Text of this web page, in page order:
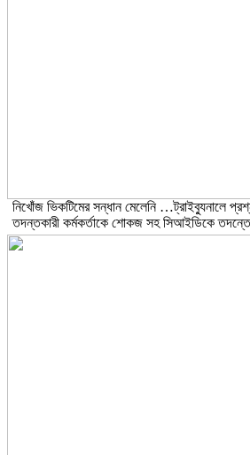
নিখোঁজ ভিকটিমের সন্ধান মেলেনি …ট্রাইব্যুনালে
তদন্তকারী কর্মকর্তাকে শোকজ সহ সিআইডিকে